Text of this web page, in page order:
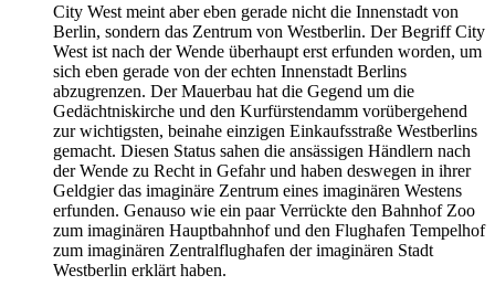
City West meint aber eben gerade nicht die Innenstadt von
Berlin, sondern das Zentrum von Westberlin. Der Begriff City
West ist nach der Wende überhaupt erst erfunden worden, um
sich eben gerade von der echten Innenstadt Berlins
abzugrenzen. Der Mauerbau hat die Gegend um die
Gedächtniskirche und den Kurfürstendamm vorübergehend
zur wichtigsten, beinahe einzigen Einkaufsstraße Westberlins
gemacht. Diesen Status sahen die ansässigen Händlern nach
der Wende zu Recht in Gefahr und haben deswegen in ihrer
Geldgier das imaginäre Zentrum eines imaginären Westens
erfunden. Genauso wie ein paar Verrückte den Bahnhof Zoo
zum imaginären Hauptbahnhof und den Flughafen Tempelhof
zum imaginären Zentralflughafen der imaginären Stadt
Westberlin erklärt haben.